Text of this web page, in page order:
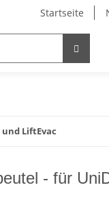
Startseite
LiftEvac
- für